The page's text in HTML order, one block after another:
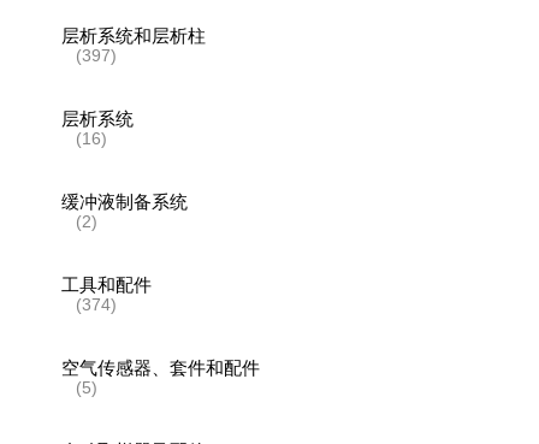
层析系统和层析柱
(397)
层析系统
(16)
缓冲液制备系统
(2)
工具和配件
(374)
空气传感器、套件和配件
(5)